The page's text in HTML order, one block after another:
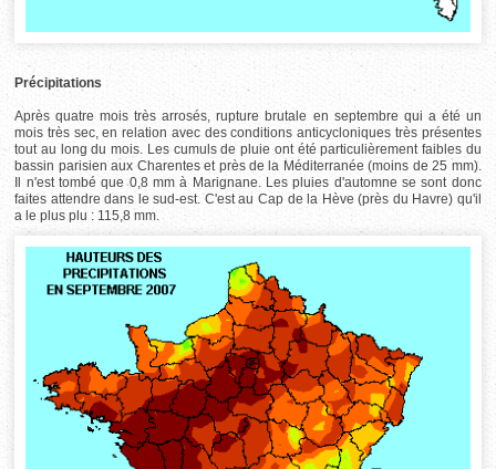
Précipitations
Après quatre mois très arrosés, rupture brutale en septembre qui a été un
mois très sec, en relation avec des conditions anticycloniques très présentes
tout au long du mois. Les cumuls de pluie ont été particulièrement faibles du
bassin parisien aux Charentes et près de la Méditerranée (moins de 25 mm).
Il n'est tombé que 0,8 mm à Marignane. Les pluies d'automne se sont donc
faites attendre dans le sud-est. C'est au Cap de la Hève (près du Havre) qu'il
a le plus plu : 115,8 mm.